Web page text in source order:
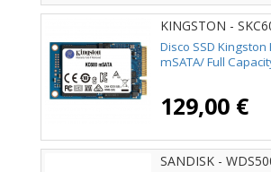
KINGSTON -
Disco SSD
mSATA/ Full
129,00 €
SANDISK -